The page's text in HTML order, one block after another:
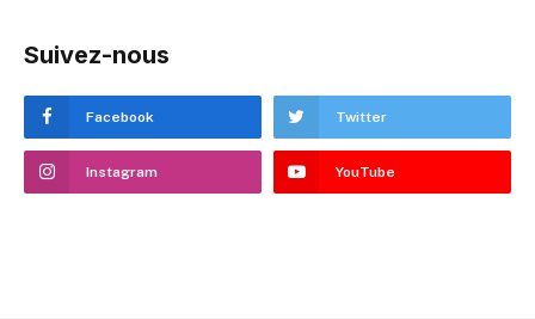
Suivez-nous
Facebook Twitter
Instagram YouTube